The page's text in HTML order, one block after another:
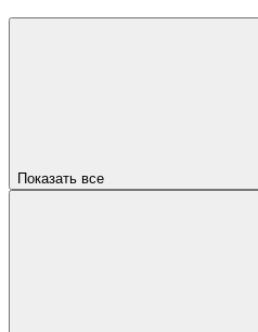
Показать все